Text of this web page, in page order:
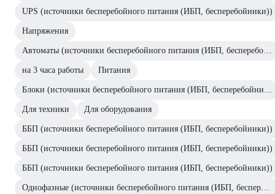
UPS (источники бесперебойного питания (ИБП, бесперебойники))
Напряжения
на 3 часа работы Питания
Для техники Для оборудования
ББП (источники бесперебойного питания (ИБП, бесперебойники))
ББП (источники бесперебойного питания (ИБП, бесперебойники))
ББП (источники бесперебойного питания (ИБП, бесперебойники))